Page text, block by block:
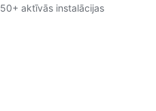
50+ aktīvās instalācijas